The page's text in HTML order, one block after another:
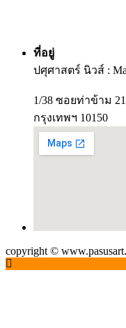
ที่อยู่
ปศุศาสตร์ นิวส์ :
1/38 ซอยท่าข้าม
กรุงเทพฯ 10150
copyright ©